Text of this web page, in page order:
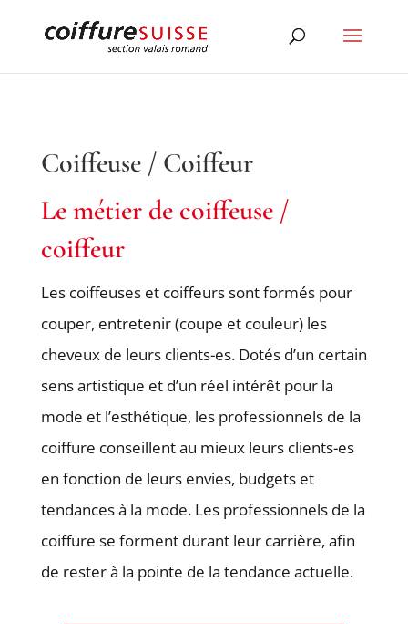
Coiffeuse / Coiffeur
Le métier de coiffeuse /
coiffeur
Les coiffeuses et coiffeurs sont formés pour
couper, entretenir (coupe et couleur) les
cheveux de leurs clients-es. Dotés d’un certain
sens artistique et d’un réel intérêt pour la
mode et l’esthétique, les professionnels de la
coiffure conseillent au mieux leurs clients-es
en fonction de leurs envies, budgets et
tendances à la mode. Les professionnels de la
coiffure se forment durant leur carrière, afin
de rester à la pointe de la tendance actuelle.